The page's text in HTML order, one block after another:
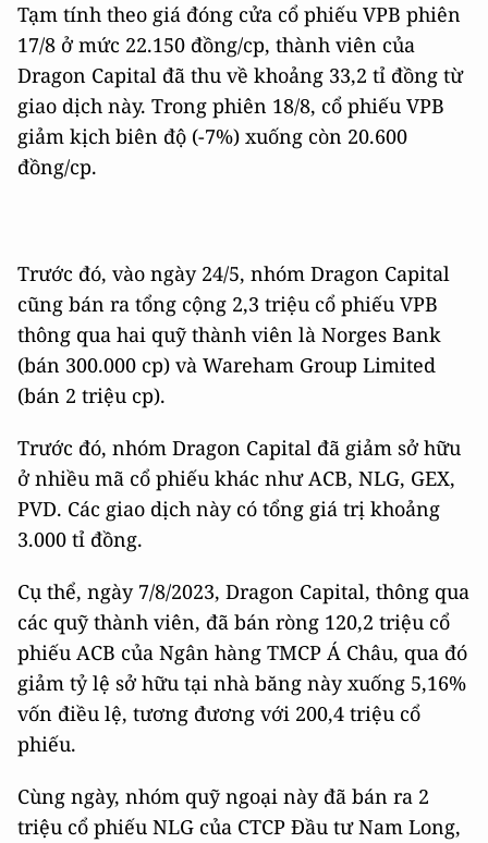
Tạm tính theo giá đóng cửa cổ phiếu VPB phiên
17/8 ở mức 22.150 đồng/cp, thành viên của
Dragon Capital đã thu về khoảng 33,2 tỉ đồng từ
giao dịch này. Trong phiên 18/8, cổ phiếu VPB
giảm kịch biên độ (-7%) xuống còn 20.600
đồng/cp.
Trước đó, vào ngày 24/5, nhóm Dragon Capital
cũng bán ra tổng cộng 2,3 triệu cổ phiếu VPB
thông qua hai quỹ thành viên là Norges Bank
(bán 300.000 cp) và Wareham Group Limited
(bán 2 triệu cp).
Trước đó, nhóm Dragon Capital đã giảm sở hữu
ở nhiều mã cổ phiếu khác như ACB, NLG, GEX,
PVD. Các giao dịch này có tổng giá trị khoảng
3.000 tỉ đồng.
Cụ thể, ngày 7/8/2023, Dragon Capital, thông qua
các quỹ thành viên, đã bán ròng 120,2 triệu cổ
phiếu ACB của Ngân hàng TMCP Á Châu, qua đó
giảm tỷ lệ sở hữu tại nhà băng này xuống 5,16%
vốn điều lệ, tương đương với 200,4 triệu cổ
phiếu.
Cùng ngày, nhóm quỹ ngoại này đã bán ra 2
triệu cổ phiếu NLG của CTCP Đầu tư Nam Long,